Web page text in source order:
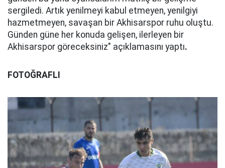
sergiledi. Artık yenilmeyi kabul etmeyen, yenilgiyi
hazmetmeyen, savaşan bir Akhisarspor ruhu oluştu.
Günden güne her konuda gelişen, ilerleyen bir
Akhisarspor göreceksiniz" açıklamasını yaptı.
FOTOĞRAFLI